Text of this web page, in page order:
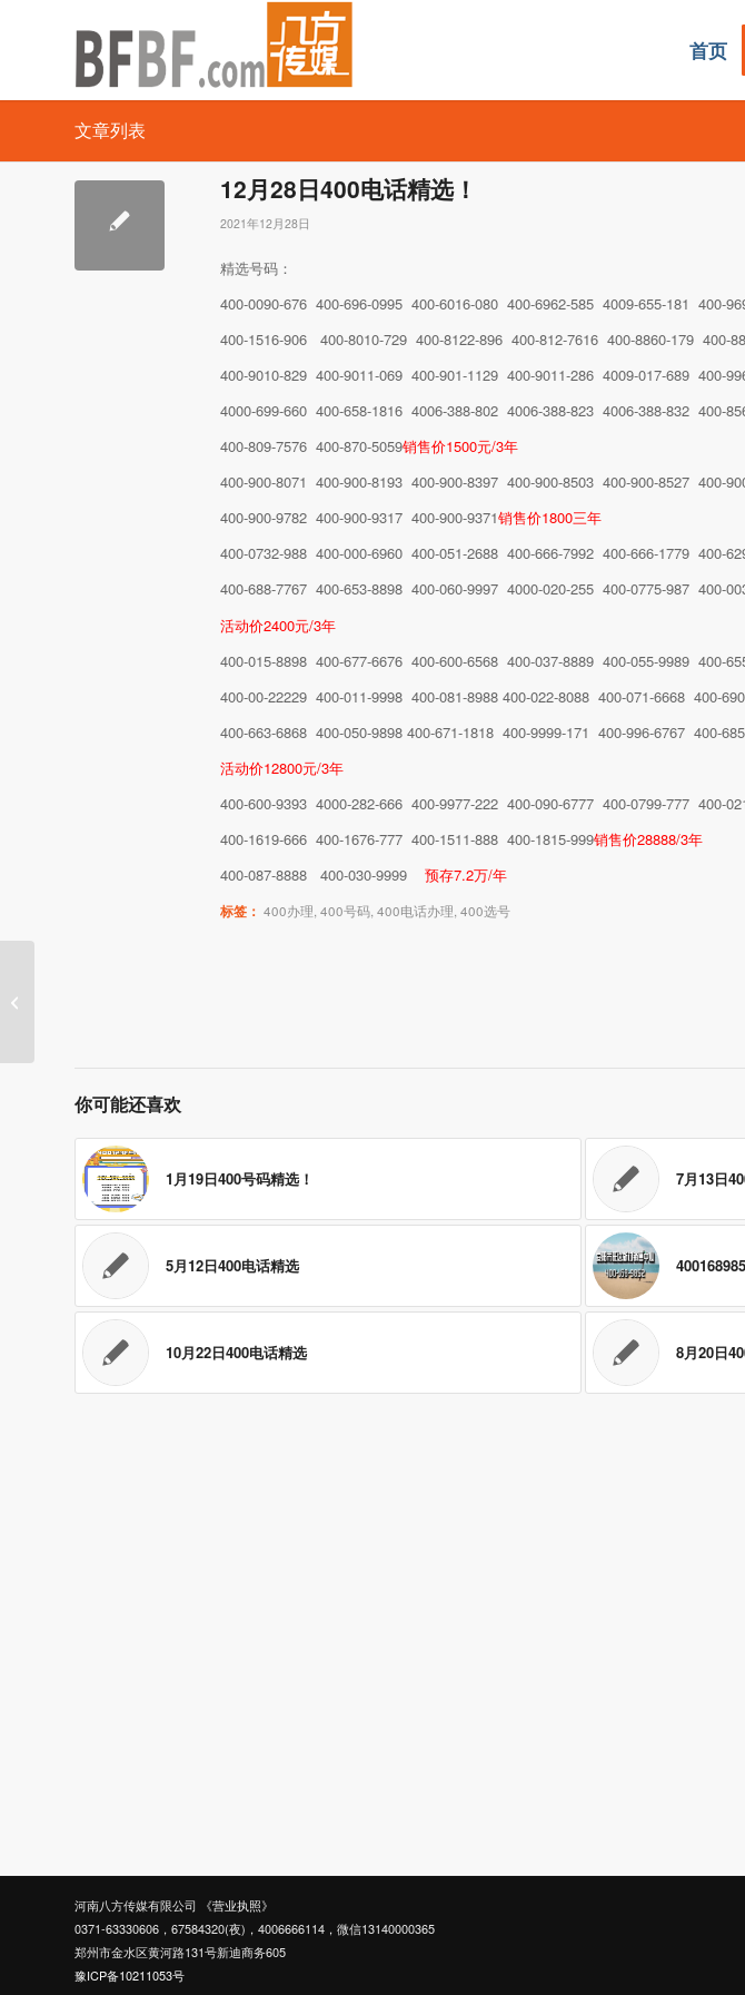
首页
文章列表
12月28日400电话精选！
2021年12月28日
精选号码：
400-0090-676 400-696-0995 400-6016-080 400-6962-585 4009-655-181 400-
400-1516-906 400-8010-729 400-8122-896 400-812-7616 400-8860-179 400-
400-9010-829 400-9011-069 400-901-1129 400-9011-286 4009-017-689 400-
4000-699-660 400-658-1816 4006-388-802 4006-388-823 4006-388-832 400-
400-809-7576 400-870-5059销售价1500元/3年
400-900-8071 400-900-8193 400-900-8397 400-900-8503 400-900-8527 400-
400-900-9782 400-900-9317 400-900-9371销售价1800三年
400-0732-988 400-000-6960 400-051-2688 400-666-7992 400-666-1779 400-
400-688-7767 400-653-8898 400-060-9997 4000-020-255 400-0775-987 400-
活动价2400元/3年
400-015-8898 400-677-6676 400-600-6568 400-037-8889 400-055-9989 400-
400-00-22229 400-011-9998 400-081-8988 400-022-8088 400-071-6668 400-
400-663-6868 400-050-9898 400-671-1818 400-9999-171 400-996-6767 400-
活动价12800元/3年
400-600-9393 4000-282-666 400-9977-222 400-090-6777 400-0799-777 400-
400-1619-666 400-1676-777 400-1511-888 400-1815-999销售价28888/3年
400-087-8888 400-030-9999 预存7.2万/年
标签： 400办理 400号码 400电话办理 400选号
你可能还喜欢
1月19日400号码精选！ 7月13日
5月12日400电话精选
10月22日400电话精选 8月20日
河南八方传媒有限公司
《营业执照》
0371-63330606，67584320(夜)，4006666114，微信13140000365
郑州市金水区黄河路131号新迪商务605
豫ICP备10211053号